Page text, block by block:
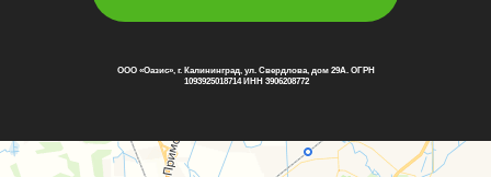
ООО «Оазис», г. Калининград, ул. Свердлова, дом 29А. ОГРН
1093925018714 ИНН 3906208772